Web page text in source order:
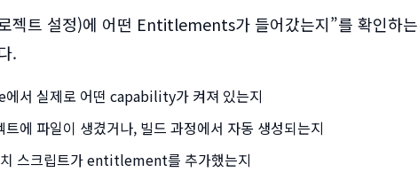
젝트 설정)에 어떤 Entitlements가 들어갔는지”를 확인하는
.
에서 실제로 어떤 capability가 켜져 있는지
트에 파일이 생겼거나, 빌드 과정에서 자동 생성되는지
스크립트가 entitlement를 추가했는지